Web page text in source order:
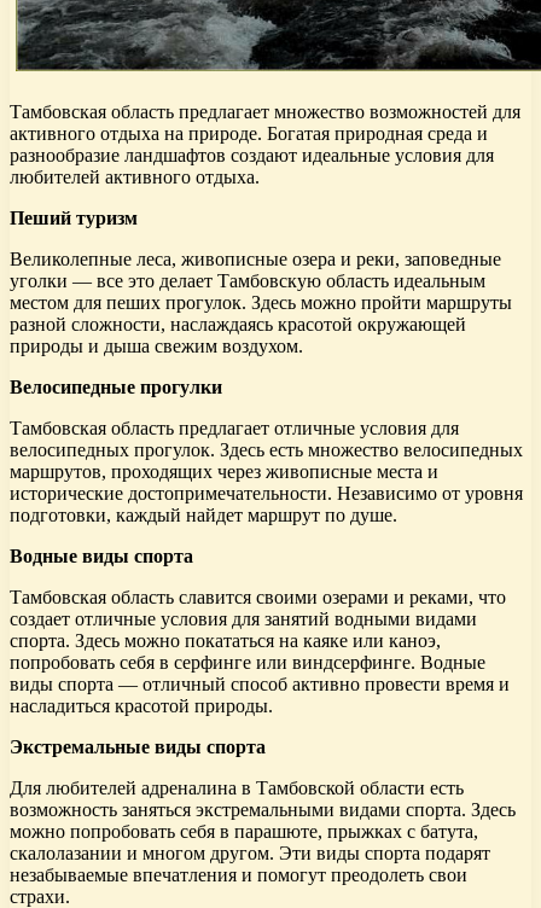
Тамбовская область предлагает множество возможностей для
активного отдыха на природе. Богатая природная среда и
разнообразие ландшафтов создают идеальные условия для
любителей активного отдыха.
Пеший туризм
Великолепные леса, живописные озера и реки, заповедные
уголки — все это делает Тамбовскую область идеальным
местом для пеших прогулок. Здесь можно пройти маршруты
разной сложности, наслаждаясь красотой окружающей
природы и дыша свежим воздухом.
Велосипедные прогулки
Тамбовская область предлагает отличные условия для
велосипедных прогулок. Здесь есть множество велосипедных
маршрутов, проходящих через живописные места и
исторические достопримечательности. Независимо от уровня
подготовки, каждый найдет маршрут по душе.
Водные виды спорта
Тамбовская область славится своими озерами и реками, что
создает отличные условия для занятий водными видами
спорта. Здесь можно покататься на каяке или каноэ,
попробовать себя в серфинге или виндсерфинге. Водные
виды спорта — отличный способ активно провести время и
насладиться красотой природы.
Экстремальные виды спорта
Для любителей адреналина в Тамбовской области есть
возможность заняться экстремальными видами спорта. Здесь
можно попробовать себя в парашюте, прыжках с батута,
скалолазании и многом другом. Эти виды спорта подарят
незабываемые впечатления и помогут преодолеть свои
страхи.